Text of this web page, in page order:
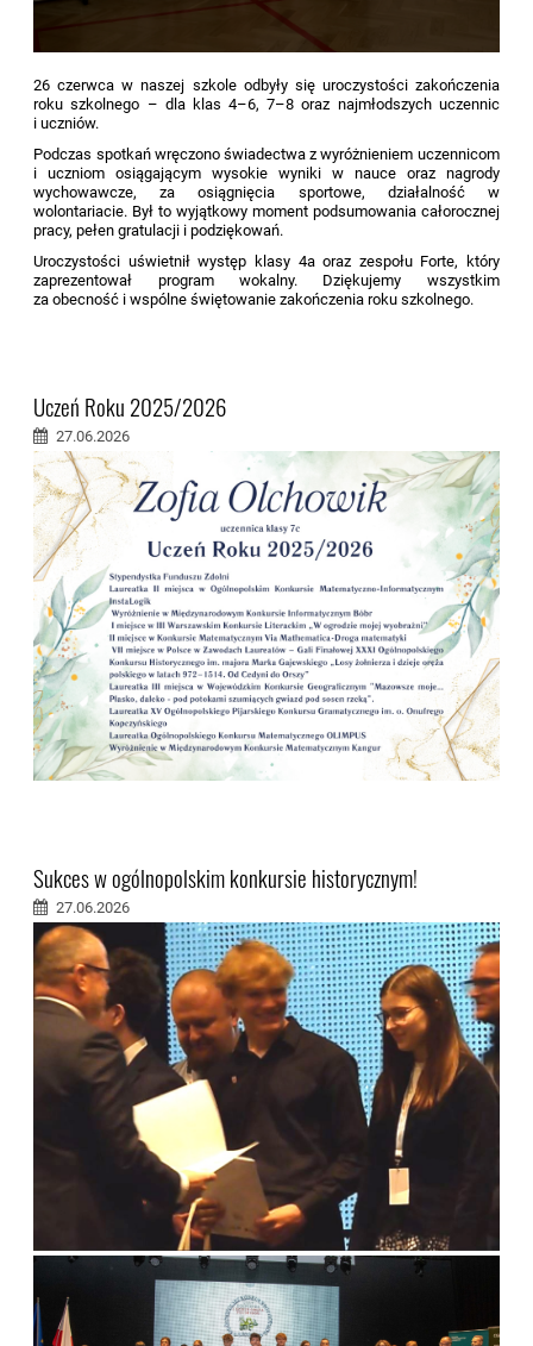
26 czerwca w naszej szkole odbyły się uroczystości zakończenia
roku szkolnego – dla klas 4–6, 7–8 oraz najmłodszych uczennic
i uczniów.
Podczas spotkań wręczono świadectwa z wyróżnieniem uczennicom
i uczniom osiągającym wysokie wyniki w nauce oraz nagrody
wychowawcze, za osiągnięcia sportowe, działalność w
wolontariacie. Był to wyjątkowy moment podsumowania całorocznej
pracy, pełen gratulacji i podziękowań.
Uroczystości uświetnił występ klasy 4a oraz zespołu Forte, który
zaprezentował program wokalny. Dziękujemy wszystkim
za obecność i wspólne świętowanie zakończenia roku szkolnego.
Uczeń Roku 2025/2026
27.06.2026
Sukces w ogólnopolskim konkursie historycznym!
27.06.2026